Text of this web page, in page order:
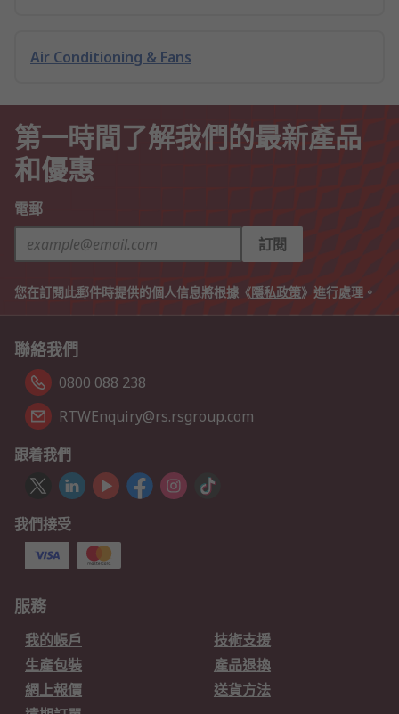
Air Conditioning & Fans
第一時間了解我們的最新產品
和優惠
電郵
訂閱
您在訂閱此郵件時提供的個人信息將根據《隱私政策》進行處理。
聯絡我們
0800 088 238
RTWEnquiry@rs.rsgroup.com
跟着我們
我們接受
服務
我的帳戶
技術支援
生產包裝
產品退換
網上報價
送貨方法